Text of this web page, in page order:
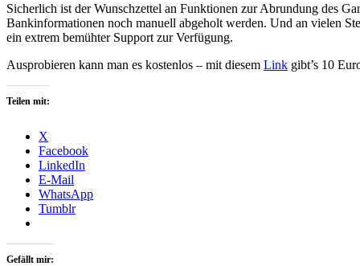
Sicherlich ist der Wunschzettel an Funktionen zur Abrundung des
Bankinformationen noch manuell abgeholt werden. Und an vielen
ein extrem bemühter Support zur Verfügung.
Ausprobieren kann man es kostenlos – mit diesem Link gibt’s 10
Teilen mit:
X
Facebook
LinkedIn
E-Mail
WhatsApp
Tumblr
Gefällt mir: